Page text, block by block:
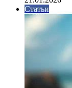
Статьи